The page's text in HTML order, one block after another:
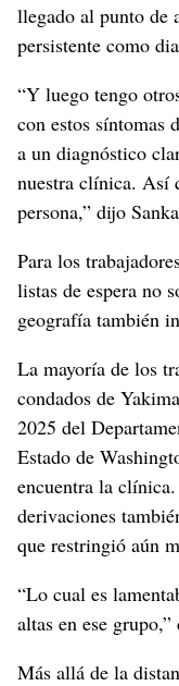
llegado al punto de
persistente como
“Y luego tengo
con estos síntomas
a un diagnóstico
nuestra clínica. Así
persona,” dijo
Para los
listas de espera no
geografía también
La mayoría de los
condados de
2025 del
Estado de
encuentra la
derivaciones
que restringió aún
“Lo cual es
altas en ese grupo,”
Más allá de la